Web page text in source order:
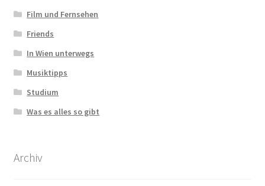
Film und Fernsehen
Friends
In Wien unterwegs
Musiktipps
Studium
Was es alles so gibt
Archiv